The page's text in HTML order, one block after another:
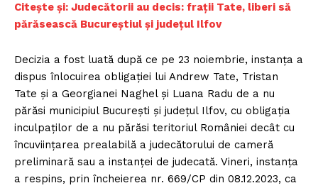
Citește și: Judecătorii au decis: fraţii Tate, liberi să
părăsească Bucureştiul şi judeţul Ilfov
Decizia a fost luată după ce pe 23 noiembrie, instanţa a
dispus înlocuirea obligaţiei lui Andrew Tate, Tristan
Tate şi a Georgianei Naghel şi Luana Radu de a nu
părăsi municipiul Bucureşti şi judeţul Ilfov, cu obligaţia
inculpaţilor de a nu părăsi teritoriul României decât cu
încuviinţarea prealabilă a judecătorului de cameră
preliminară sau a instanţei de judecată. Vineri, instanţa
a respins, prin încheierea nr. 669/CP din 08.12.2023, ca